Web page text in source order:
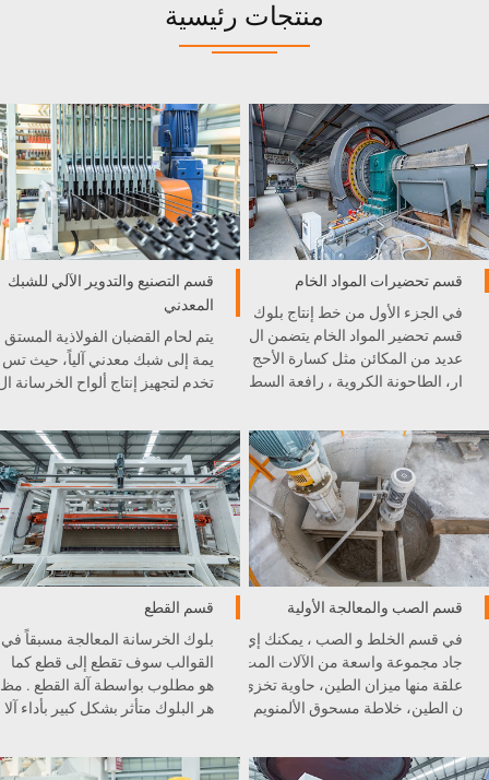
منتجات رئيسية
قسم تحضيرات المواد الخام
في الجزء الأول من خط إنتاج بلوك
قسم تحضير المواد الخام يتضمن ال
عديد من المكائن مثل كسارة الأحج
ار، الطاحونة الكروية ، رافعة السط
ممتاز في خط الإنتاج .
قسم التصنيع والتدوير الآلي للشبك
المعدني
يتم لحام القضبان الفولاذية المستق
يمة إلى شبك معدني آلياً، حيث تس
تخدم لتجهيز إنتاج ألواح الخرسانة
قسم الصب والمعالجة الأولية
في قسم الخلط و الصب ، يمكنك إي
جاد مجموعة واسعة من الآلات المت
علقة منها ميزان الطين، حاوية تخزي
ن الطين، خلاطة مسحوق الألمنويم
ل، و غيرها .
قسم القطع
بلوك الخرسانة المعالجة مسبقاً في
القوالب سوف تقطع إلى قطع كما
هو مطلوب بواسطة آلة القطع . مظ
هر البلوك متأثر بشكل كبير بأداء آلا